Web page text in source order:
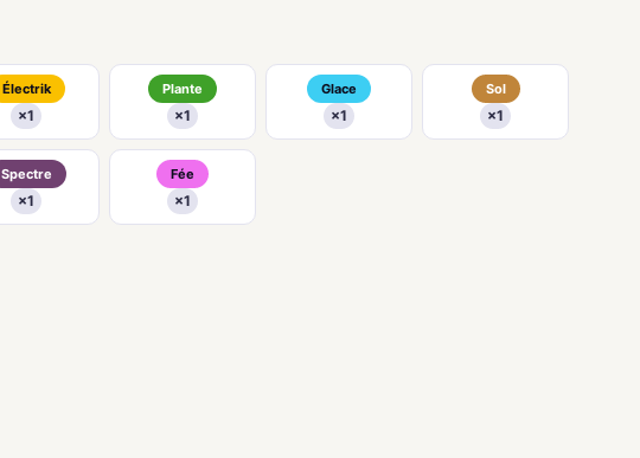
Électrik
×1
Plante
×1
Glace
×1
Sol
×1
Spectre
×1
Fée
×1